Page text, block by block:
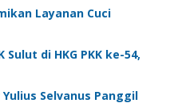
Layanan Cuci
di HKG PKK ke-54,
Selvanus Panggil